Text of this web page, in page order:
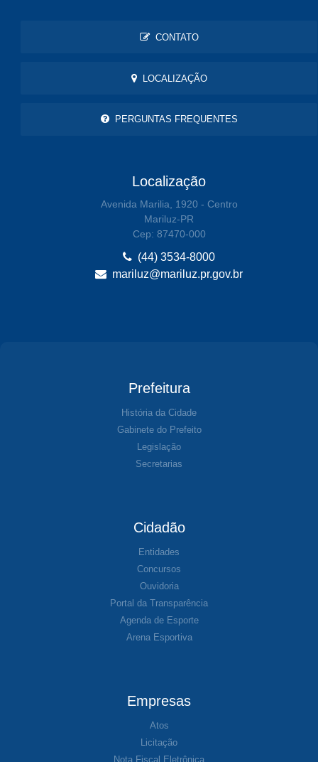
CONTATO
LOCALIZAÇÃO
PERGUNTAS FREQUENTES
Localização
Avenida Marilia, 1920 - Centro
Mariluz-PR
Cep: 87470-000
(44) 3534-8000
mariluz@mariluz.pr.gov.br
Prefeitura
História da Cidade
Gabinete do Prefeito
Legislação
Secretarias
Cidadão
Entidades
Concursos
Ouvidoria
Portal da Transparência
Agenda de Esporte
Arena Esportiva
Empresas
Atos
Licitação
Nota Fiscal Eletrônica